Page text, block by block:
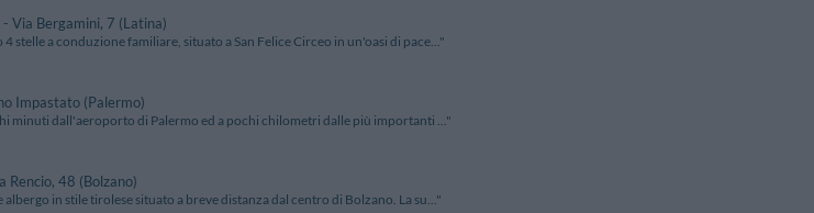
- Via Bergamini, 7 (Latina)
stelle a conduzione familiare, situato a San Felice Circeo in un'oasi di pace..."
Impastato (Palermo)
minuti dall'aeroporto di Palermo ed a pochi chilometri dalle più importanti ..."
Rencio, 48 (Bolzano)
in stile tirolese situato a breve distanza dal centro di Bolzano. La su..."